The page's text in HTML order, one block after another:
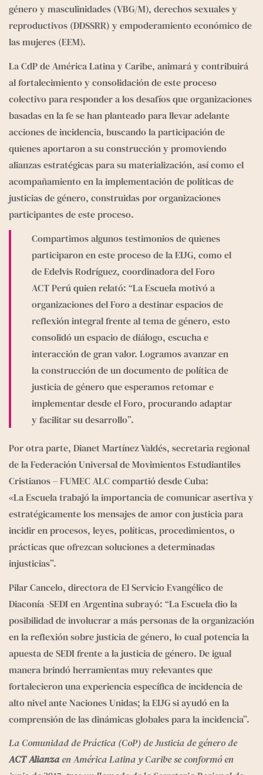
género y masculinidades (VBG/M), derechos sexuales y
reproductivos (DDSSRR) y empoderamiento económico de
las mujeres (EEM).
La CdP de América Latina y Caribe, animará y contribuirá
al fortalecimiento y consolidación de este proceso
colectivo para responder a los desafíos que organizaciones
basadas en la fe se han planteado para llevar adelante
acciones de incidencia, buscando la participación de
quienes aportaron a su construcción y promoviendo
alianzas estratégicas para su materialización, así como el
acompañamiento en la implementación de políticas de
justicias de género, construidas por organizaciones
participantes de este proceso.­­­­­­
Compartimos algunos testimonios de quienes
participaron en este proceso de la EIJG, como el
de Edelvis Rodríguez, coordinadora del Foro
ACT Perú quien relató: “La Escuela motivó a
organizaciones del Foro a destinar espacios de
reflexión integral frente al tema de género, esto
consolidó un espacio de diálogo, escucha e
interacción de gran valor. Logramos avanzar en
la construcción de un documento de política de
justicia de género que esperamos retomar e
implementar desde el Foro, procurando adaptar
y facilitar su desarrollo”.
Por otra parte, Dianet Martínez Valdés, secretaria regional
de la Federación Universal de Movimientos Estudiantiles
Cristianos – FUMEC ALC compartió desde Cuba:
«La Escuela trabajó la importancia de comunicar asertiva y
estratégicamente los mensajes de amor con justicia para
incidir en procesos, leyes, políticas, procedimientos, o
prácticas que ofrezcan soluciones a determinadas
injusticias”.
Pilar Cancelo, directora de El Servicio Evangélico de
Diaconía -SEDI en Argentina subrayó: “La Escuela dio la
posibilidad de involucrar a más personas de la organización
en la reflexión sobre justicia de género, lo cual potencia la
apuesta de SEDI frente a la justicia de género. De igual
manera brindó herramientas muy relevantes que
fortalecieron una experiencia específica de incidencia de
alto nivel ante Naciones Unidas; la EIJG si ayudó en la
comprensión de las dinámicas globales para la incidencia”.
La Comunidad de Práctica (CoP) de Justicia de género de
ACTAlianza en América Latina y Caribe se conformó en